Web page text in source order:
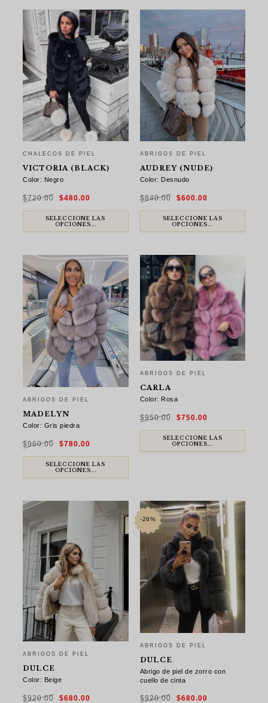
CHALECOS DE PIEL
VICTORIA (BLACK)
Color: Negro
$720.00
El
precio
era:
$720.00.
$480.00
es:
$480.00.
SELECCIONE LAS
OPCIONES...
ABRIGOS DE PIEL
AUDREY (NUDE)
Color: Desnudo
$840.00
El
precio
era:
$840.00.
$600.00precio
es:
$600.00.
SELECCIONE LAS
OPCIONES...
ABRIGOS DE PIEL
MADELYN
Color: Gris piedra
$960.00
El
precio
era:
$960.00.
$780.00
es:
$780.00.
SELECCIONE LAS
OPCIONES...
ABRIGOS DE PIEL
CARLA
Color: Rosa
$950.00 precio
era:
$950.00.
$750.00precio
es:
$750.00.
SELECCIONE LAS
OPCIONES...
ABRIGOS DE PIEL
DULCE
Color: Beige
$920.00
El
precio
$680.00
-26%
ABRIGOS DE PIEL
DULCE
Abrigo de piel de zorro con
cuello de cinta
$920.00
El
precio
$680.00precio